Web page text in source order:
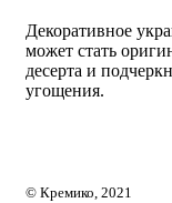
Декоративное
может стать
десерта и
угощения.
© Кремико, 2021